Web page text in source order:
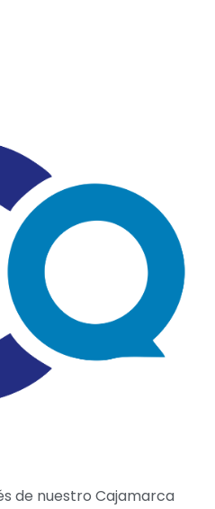
de nuestro Cajamarca